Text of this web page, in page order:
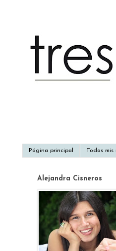
Página principal Todas
Alejandra Cisneros